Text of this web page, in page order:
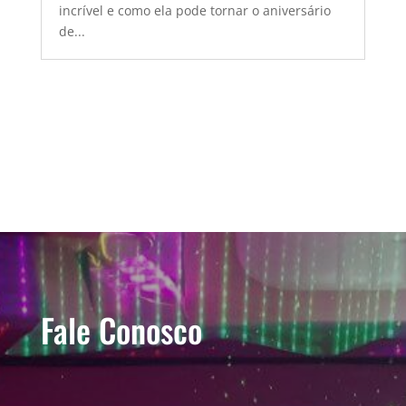
incrível e como ela pode tornar o aniversário
de...
Fale Conosco